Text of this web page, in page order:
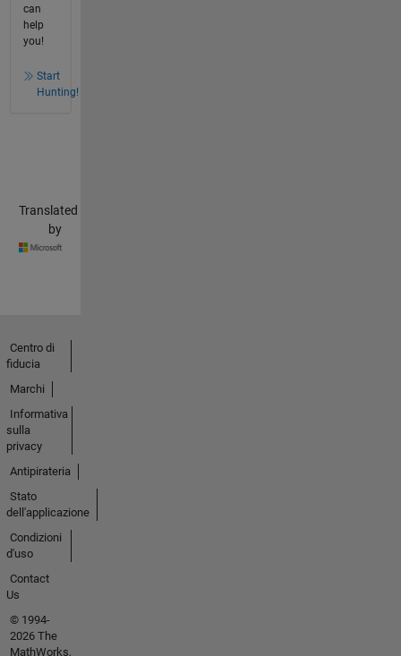
can
help
you!
Start
Hunting!
Translated
by
Centro di
fiducia
Marchi
Informativa
sulla
privacy
Antipirateria
Stato
dell'applicazione
Condizioni
d'uso
Contact
Us
© 1994-
2026 The
MathWorks,